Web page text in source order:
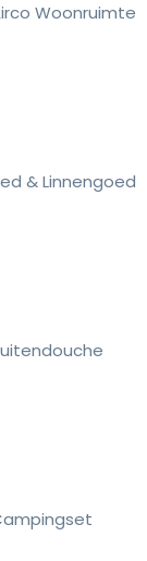
Woonruimte
& Linnengoed